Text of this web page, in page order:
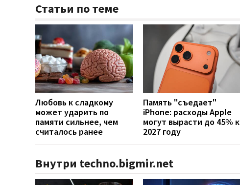
Статьи по теме
Любовь к сладкому
может ударить по
памяти сильнее, чем
считалось ранее
Память "съедает"
iPhone: расходы Apple
могут вырасти до 45% к
2027 году
Внутри techno.bigmir.net